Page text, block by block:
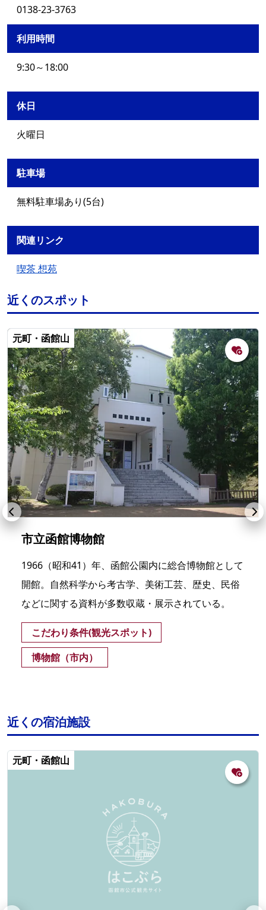
0138-23-3763
利用時間
9:30～18:00
休日
火曜日
駐車場
無料駐車場あり(5台)
関連リンク
喫茶 想苑
近くのスポット
元町・函館山
市立函館博物館
1966（昭和41）年、函館公園内に総合博物館として
開館。自然科学から考古学、美術工芸、歴史、民俗
などに関する資料が多数収蔵・展示されている。
こだわり条件(観光スポット)
博物館（市内）
近くの宿泊施設
元町・函館山